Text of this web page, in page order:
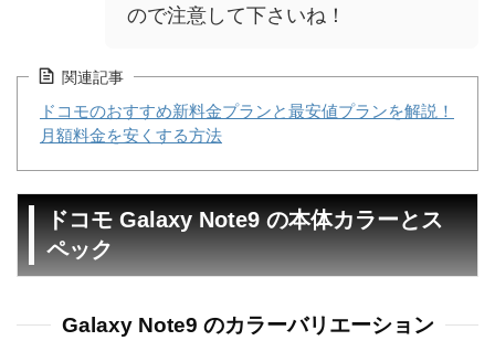
ので注意して下さいね！
関連記事
ドコモのおすすめ新料金プランと最安値プランを解説！
月額料金を安くする方法
ドコモ Galaxy Note9 の本体カラーとス
ペック
Galaxy Note9 のカラーバリエーション